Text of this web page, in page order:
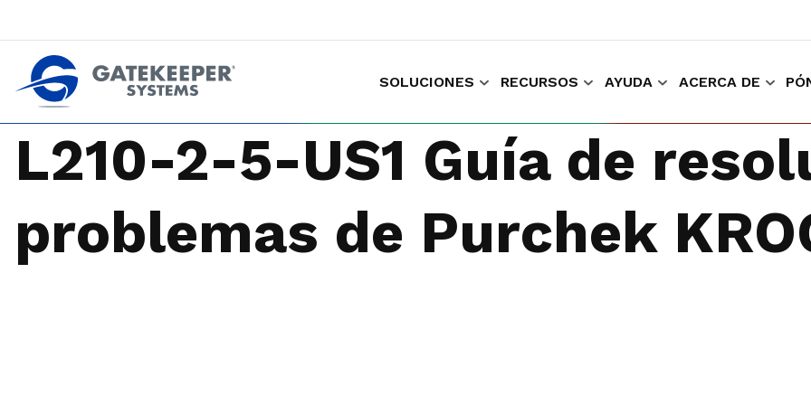
SOLUCIONES RECURSOS AYUDA ACERCA DE
L210-2-5-US1 Guía de
problemas de Purchek